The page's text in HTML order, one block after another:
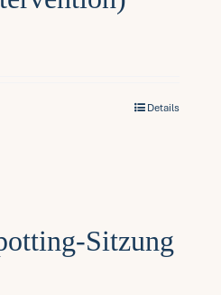
Details
Sitzung